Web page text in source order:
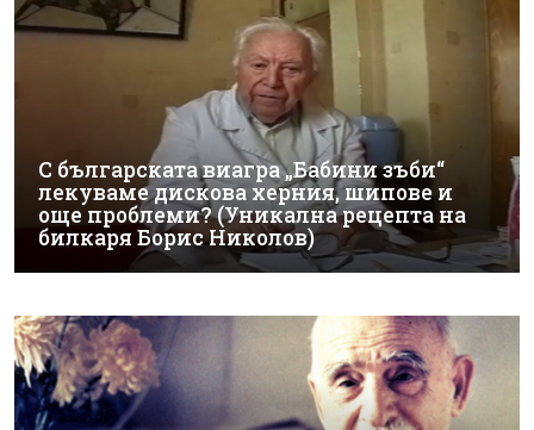
С българската виагра „Бабини зъби“
лекуваме дискова херния, шипове и
още проблеми? (Уникална рецепта на
билкаря Борис Николов)